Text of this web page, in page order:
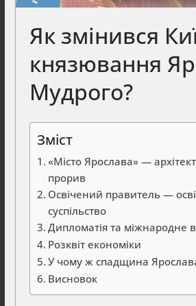
Як змінився
князювання
Мудрого?
Зміст
«Місто Ярослава» —
прорив
Освічений правитель —
суспільство
Дипломатія та міжнародне
Розквіт економіки
У чому ж спадщина
Висновок